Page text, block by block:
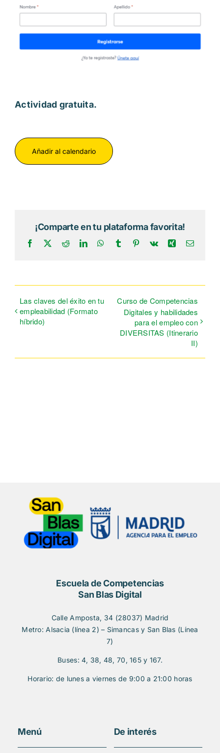
Actividad gratuita.
Añadir al calendario
¡Comparte en tu plataforma favorita!
Facebook RedditLinkedInWhatsApp
Tumblr Pinterest
Vk XingCorreo
Las claves del éxito en tu
empleabilidad (Formato
híbrido)
Curso de Competencias
Digitales y habilidades
para el empleo con
DIVERSITAS (Itinerario
II)
Escuela de Competencias
San Blas Digital
Calle Amposta, 34 (28037) Madrid
Metro: Alsacia (línea 2) – Simancas y San Blas (Línea
7)
Buses: 4, 38, 48, 70, 165 y 167.
Horario: de lunes a viernes de 9:00 a 21:00 horas
Menú De interés